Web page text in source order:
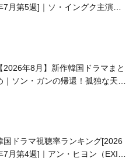
7月第5週]｜ソ・イングク主演の
【2026年8月】新作韓国ドラマまと
｜ソン・ガンの帰還！孤独な天才
国ドラマ視聴率ランキング[2026
7月第4週]｜アン・ヒヨン（EXID